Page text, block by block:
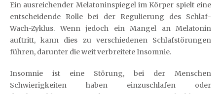
Ein ausreichender Melatoninspiegel im Körper spielt eine
entscheidende Rolle bei der Regulierung des Schlaf-
Wach-Zyklus. Wenn jedoch ein Mangel an Melatonin
auftritt, kann dies zu verschiedenen Schlafstörungen
führen, darunter die weit verbreitete Insomnie.
Insomnie ist eine Störung, bei der Menschen
Schwierigkeiten haben einzuschlafen oder